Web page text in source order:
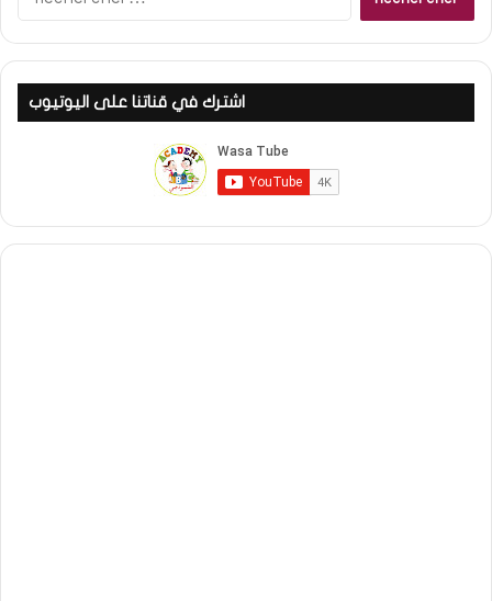
اشترك في قناتنا على اليوتيوب